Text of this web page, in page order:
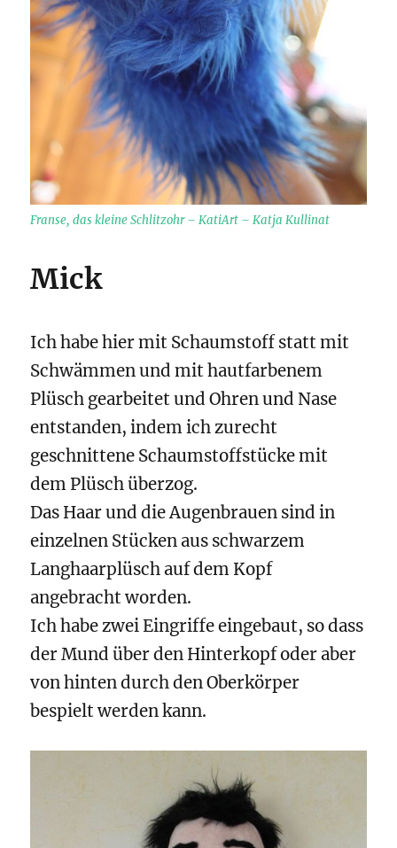
Franse, das kleine Schlitzohr – KatiArt – Katja Kullinat
Mick
Ich habe hier mit Schaumstoff statt mit
Schwämmen und mit hautfarbenem
Plüsch gearbeitet und Ohren und Nase
entstanden, indem ich zurecht
geschnittene Schaumstoffstücke mit
dem Plüsch überzog.
Das Haar und die Augenbrauen sind in
einzelnen Stücken aus schwarzem
Langhaarplüsch auf dem Kopf
angebracht worden.
Ich habe zwei Eingriffe eingebaut, so dass
der Mund über den Hinterkopf oder aber
von hinten durch den Oberkörper
bespielt werden kann.